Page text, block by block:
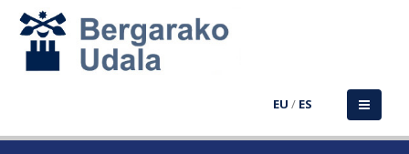
EU / ES